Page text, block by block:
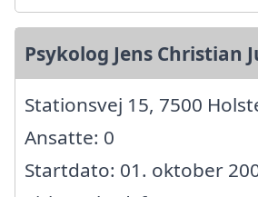
Psykolog Jens Christian
Stationsvej 15, 7500
Ansatte: 0
Startdato: 01. oktober